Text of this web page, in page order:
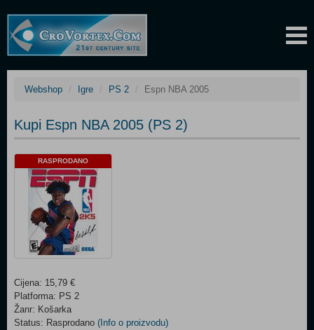
Webshop Igre PS 2 Espn NBA 2005
Kupi Espn NBA 2005 (PS 2)
RASPRODANO
Cijena: 15,79 €
Platforma: PS 2
Žanr: Košarka
Status: Rasprodano (Info o proizvodu)